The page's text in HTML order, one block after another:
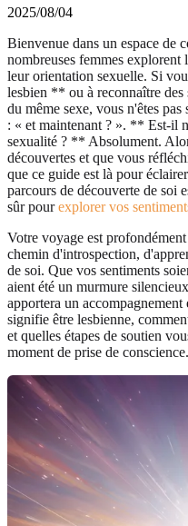
2025/08/04
Bienvenue dans un espace de
nombreuses femmes explorent
leur orientation sexuelle. Si
lesbien ** ou à reconnaître des
du même sexe, vous n'êtes
: « et maintenant ? ». ** Est-il
sexualité ? ** Absolument.
découvertes et que vous
que ce guide est là pour
parcours de découverte de soi
sûr pourexplorer vos
Votre voyage est
chemin d'introspection,
de soi. Que vos sentiments
aient été un murmure
apportera un
signifie être lesbienne,
et quelles étapes de soutien
moment de prise de conscience.